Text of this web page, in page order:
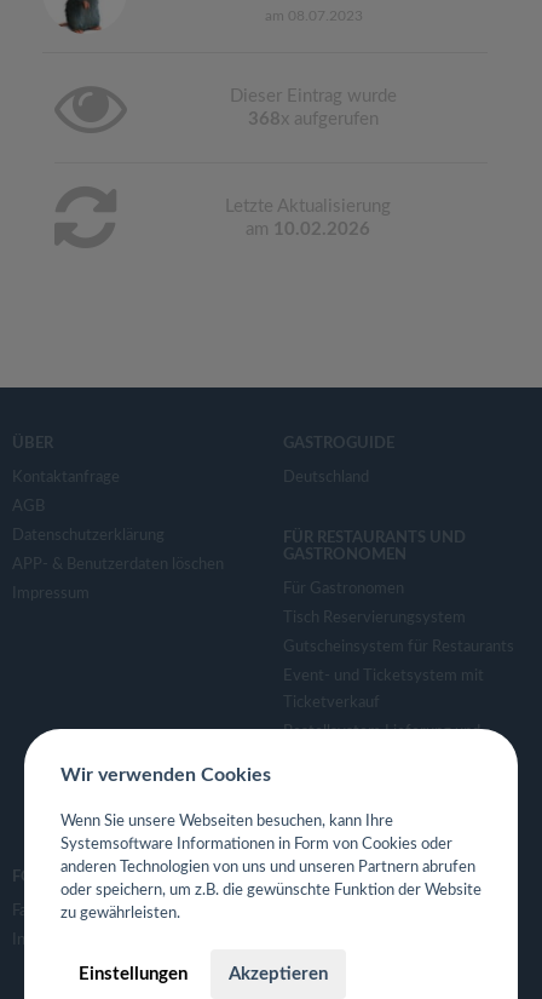
am 08.07.2023
Dieser Eintrag wurde
368x aufgerufen
Letzte Aktualisierung
am 10.02.2026
ÜBER
Kontaktanfrage
AGB
Datenschutzerklärung
APP- & Benutzerdaten löschen
Impressum
GASTROGUIDE
Deutschland
FÜR RESTAURANTS UND
GASTRONOMEN
Für Gastronomen
Tisch Reservierungsystem
Gutscheinsystem für Restaurants
Event- und Ticketsystem mit
Ticketverkauf
Bestellsystem Lieferung und
Eigene App für Restaurant
FOLGE UNS
Facebook
Instagram
Wir verwenden Cookies
Wenn Sie unsere Webseiten besuchen, kann Ihre
Systemsoftware Informationen in Form von Cookies oder
anderen Technologien von uns und unseren Partnern abrufen
oder speichern, um z.B. die gewünschte Funktion der Website
zu gewährleisten.
Einstellungen Akzeptieren